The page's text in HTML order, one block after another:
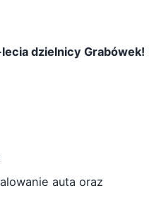
dzielnicy Grabówek!
auta oraz